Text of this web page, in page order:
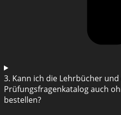
3. Kann ich die Lehrbücher und
Prüfungsfragenkatalog auch
bestellen?